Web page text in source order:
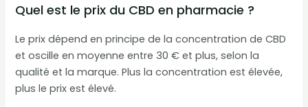
Quel est le prix du CBD en pharmacie ?
Le prix dépend en principe de la concentration de CBD
et oscille en moyenne entre 30 € et plus, selon la
qualité et la marque. Plus la concentration est élevée,
plus le prix est élevé.